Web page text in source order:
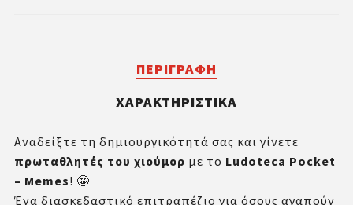
ΠΕΡΙΓΡΑΦΉ
ΧΑΡΑΚΤΗΡΙΣΤΙΚΆ
Αναδείξτε τη δημιουργικότητά σας και γίνετε
πρωταθλητές του χιούμορ με το Ludoteca Pocket
– Memes! 🤩
Ένα διασκεδαστικό επιτραπέζιο για όσους αγαπούν